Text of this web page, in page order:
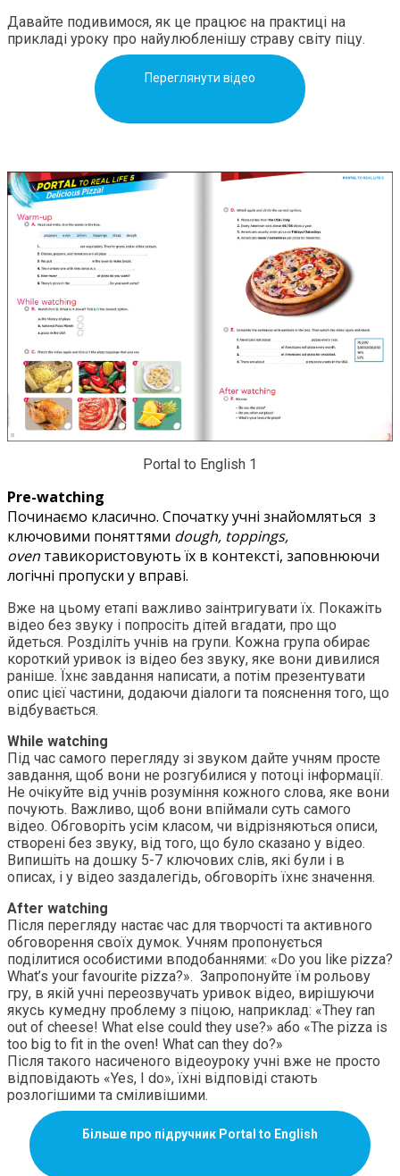
Давайте подивимося, як це працює на практиці на
прикладі уроку про найулюбленішу страву світу піцу.
Переглянути відео
Portal to English 1
Pre-watching
Починаємо класично. Спочатку учні знайомляться з
ключовими поняттями dough, toppings,
oven тавикористовують їх в контексті, заповнюючи
логічні пропуски у вправі.
Вже на цьому етапі важливо заінтригувати їх. Покажіть
відео без звуку і попросіть дітей вгадати, про що
йдеться. Розділіть учнів на групи. Кожна група обирає
короткий уривок із відео без звуку, яке вони дивилися
раніше. Їхнє завдання написати, а потім презентувати
опис цієї частини, додаючи діалоги та пояснення того, що
відбувається.
While watching
Під час самого перегляду зі звуком дайте учням просте
завдання, щоб вони не розгубилися у потоці інформації.
Не очікуйте від учнів розуміння кожного слова, яке вони
почують. Важливо, щоб вони впіймали суть самого
відео. Обговоріть усім класом, чи відрізняються описи,
створені без звуку, від того, що було сказано у відео.
Випишіть на дошку 5-7 ключових слів, які були і в
описах, і у відео заздалегідь, обговоріть їхнє значення.
After watching
Після перегляду настає час для творчості та активного
обговорення своїх думок. Учням пропонується
поділитися особистими вподобаннями: «Do you like pizza?
What’s your favourite pizza?». Запропонуйте їм рольову
гру, в якій учні переозвучать уривок відео, вирішуючи
якусь кумедну проблему з піцою, наприклад: «They ran
out of cheese! What else could they use?» або «The pizza is
too big to fit in the oven! What can they do?»
Після такого насиченого відеоуроку учні вже не просто
відповідають «Yes, I do», їхні відповіді стають
розлогішими та сміливішими.
Більше про підручник Portal to English